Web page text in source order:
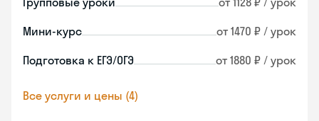
Мини-курс от 1470 ₽ / урок
Подготовка к ЕГЭ/ОГЭ от 1880 ₽ / урок
Все услуги и цены (4)